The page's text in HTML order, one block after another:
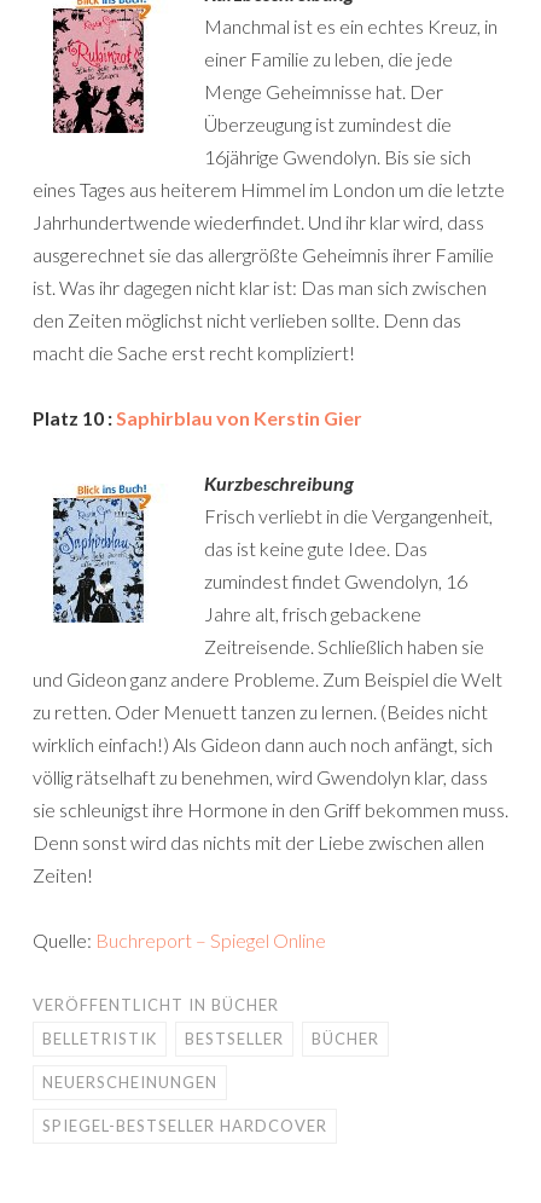
Manchmal ist es ein echtes Kreuz, in
einer Familie zu leben, die jede
Menge Geheimnisse hat. Der
Überzeugung ist zumindest die
16jährige Gwendolyn. Bis sie sich
eines Tages aus heiterem Himmel im London um die letzte
Jahrhundertwende wiederfindet. Und ihr klar wird, dass
ausgerechnet sie das allergrößte Geheimnis ihrer Familie
ist. Was ihr dagegen nicht klar ist: Das man sich zwischen
den Zeiten möglichst nicht verlieben sollte. Denn das
macht die Sache erst recht kompliziert!
Platz 10 :Saphirblau von Kerstin Gier
Kurzbeschreibung
Frisch verliebt in die Vergangenheit,
das ist keine gute Idee. Das
zumindest findet Gwendolyn, 16
Jahre alt, frisch gebackene
Zeitreisende. Schließlich haben sie
und Gideon ganz andere Probleme. Zum Beispiel die Welt
zu retten. Oder Menuett tanzen zu lernen. (Beides nicht
wirklich einfach!) Als Gideon dann auch noch anfängt, sich
völlig rätselhaft zu benehmen, wird Gwendolyn klar, dass
sie schleunigst ihre Hormone in den Griff bekommen muss.
Denn sonst wird das nichts mit der Liebe zwischen allen
Zeiten!
Quelle: Buchreport – Spiegel Online
VERÖFFENTLICHT IN BÜCHER
BELLETRISTIK
BESTSELLER BÜCHER
NEUERSCHEINUNGEN
SPIEGEL-BESTSELLER HARDCOVER